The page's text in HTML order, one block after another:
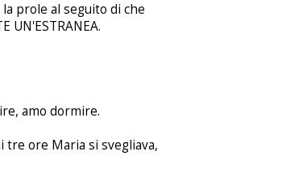
prole al seguito di che
UN'ESTRANEA.
amo dormire.
tre ore Maria si svegliava,